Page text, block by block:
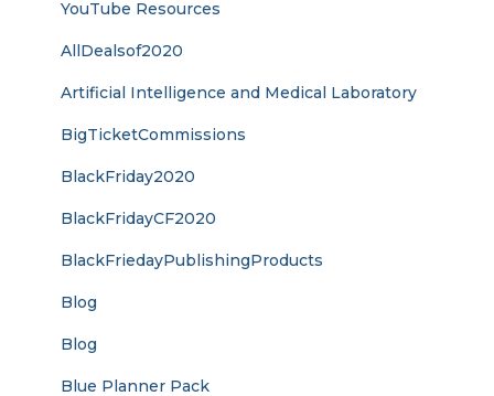
YouTube Resources
AllDealsof2020
Artificial Intelligence and Medical Laboratory
BigTicketCommissions
BlackFriday2020
BlackFridayCF2020
BlackFriedayPublishingProducts
Blog
Blog
Blue Planner Pack